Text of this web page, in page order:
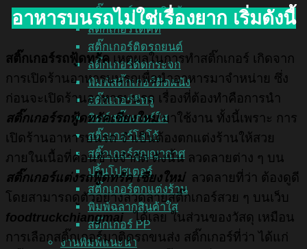
สติ๊กเกอร์ฉลากสินค้า
สติ๊กเกอร์ไดคัท
สติ๊กเกอร์ติดรถยนต์
สติ๊กเกอร์ติดกระจก
พิมพ์สติ๊กเกอร์ติดผนัง
สติ๊กเกอร์ซีทรู
พิมพ์สติ๊กเกอร์ใส
สติ๊กเกอร์โลโก้
สติ๊กเกอร์สูญญากาศ
ปริ้นโปสเตอร์
สติ๊กเกอร์ตกแต่งร้าน
พิมพ์ฉลากสินค้าใส
สติ๊กเกอร์ PP
งานพิมพ์แนะนำ
อาหารบนรถไม่ใช่เรื่องยาก เริ่มดังนี้
สติ๊กเกอร์รถฟู้ดทรัค เหตุผลในการทำสติ๊กเกอร์ เกิดจาก
การเปิดร้านอาหารบนรถเพื่อนำอาหารมาจำหน่าย ซึ่ง
ก่อนจะเปิดร้านอาหารบนรถ เรื่องที่ต้องทำคือการนำ
สติ๊กเกอร์รถฟู้ดทรัคเชียงใหม่มาใช้งาน ทั้งนี้เพราะ การ
เปิดร้านอาหารบนรถ จำเป็นต้องตกแต่งร้านให้สวย
ภายในเนื้อที่ค่อนข้างจำกัด ดังนั้น ลวดลายต่าง ๆ บน
สติ๊กเกอร์แต่งรถฟู๊ดทรัค เชียงใหม่ ลวดลายที่ว่า ต้องดูดี
โดยสามารถดูตัวอย่างลวดลายสติ๊กเกอร์สวย ๆ บนเว็บ
foodtruckchiangmaiได้เลย ในส่วนของวัสดุ เหมือน
การเลือกสติ๊กเกอร์มาติดรถขนส่ง สติ๊กเกอร์ที่ว่า ได้แก่